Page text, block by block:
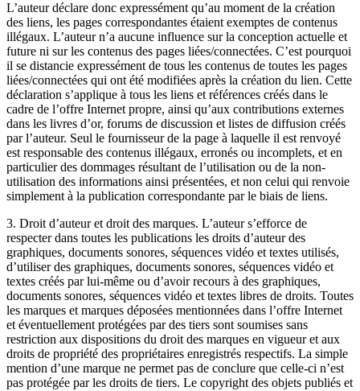
L’auteur déclare donc expressément qu’au moment de la création
des liens, les pages correspondantes étaient exemptes de contenus
illégaux. L’auteur n’a aucune influence sur la conception actuelle et
future ni sur les contenus des pages liées/connectées. C’est pourquoi
il se distancie expressément de tous les contenus de toutes les pages
liées/connectées qui ont été modifiées après la création du lien. Cette
déclaration s’applique à tous les liens et références créés dans le
cadre de l’offre Internet propre, ainsi qu’aux contributions externes
dans les livres d’or, forums de discussion et listes de diffusion créés
par l’auteur. Seul le fournisseur de la page à laquelle il est renvoyé
est responsable des contenus illégaux, erronés ou incomplets, et en
particulier des dommages résultant de l’utilisation ou de la non-
utilisation des informations ainsi présentées, et non celui qui renvoie
simplement à la publication correspondante par le biais de liens.
3. Droit d’auteur et droit des marques. L’auteur s’efforce de
respecter dans toutes les publications les droits d’auteur des
graphiques, documents sonores, séquences vidéo et textes utilisés,
d’utiliser des graphiques, documents sonores, séquences vidéo et
textes créés par lui-même ou d’avoir recours à des graphiques,
documents sonores, séquences vidéo et textes libres de droits. Toutes
les marques et marques déposées mentionnées dans l’offre Internet
et éventuellement protégées par des tiers sont soumises sans
restriction aux dispositions du droit des marques en vigueur et aux
droits de propriété des propriétaires enregistrés respectifs. La simple
mention d’une marque ne permet pas de conclure que celle-ci n’est
pas protégée par les droits de tiers. Le copyright des objets publiés et